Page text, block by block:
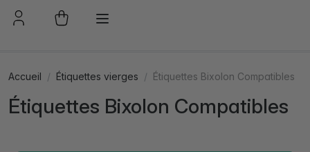
Accueil Étiquettes vierges Étiquettes Bixolon Compatibles
Étiquettes Bixolon Compatibles